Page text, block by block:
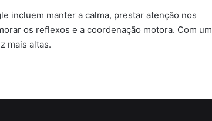
incluem manter a calma, prestar atenção nos
os reflexos e a coordenação motora. Com um
mais altas.